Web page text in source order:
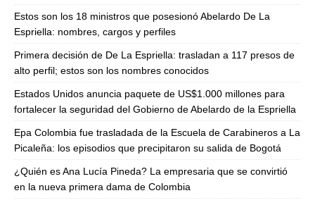
Estos son los 18 ministros que posesionó Abelardo De La
Espriella: nombres, cargos y perfiles
Primera decisión de De La Espriella: trasladan a 117 presos de
alto perfil; estos son los nombres conocidos
Estados Unidos anuncia paquete de US$1.000 millones para
fortalecer la seguridad del Gobierno de Abelardo de la Espriella
Epa Colombia fue trasladada de la Escuela de Carabineros a La
Picaleña: los episodios que precipitaron su salida de Bogotá
¿Quién es Ana Lucía Pineda? La empresaria que se convirtió
en la nueva primera dama de Colombia